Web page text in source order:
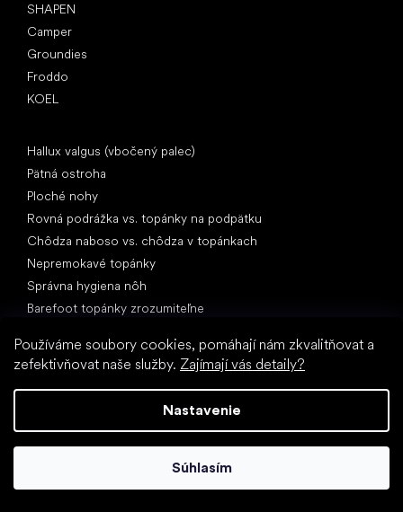
Používáme soubory cookies, pomáhají nám zkvalitňovat a
zefektivňovat naše služby. Zajímají vás detaily?
Nastavenie
Súhlasím
SHAPEN
Camper
Groundies
Froddo
KOEL
Hallux valgus (vbočený palec)
Pätná ostroha
Ploché nohy
Rovná podrážka vs. topánky na podpätku
Chôdza naboso vs. chôdza v topánkach
Nepremokavé topánky
Správna hygiena nôh
Barefoot topánky zrozumiteľne
Špeciálne kategórie